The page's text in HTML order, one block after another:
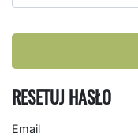
RESETUJ HASŁO
Email